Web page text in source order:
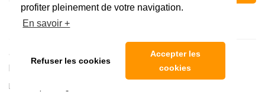
profiter pleinement de votre navigation.
En savoir +
Refuser les cookies
Accepter les
cookies
Copyright © 2020 Automatic Center | Tous droits réservés
|
Réalisé par l'